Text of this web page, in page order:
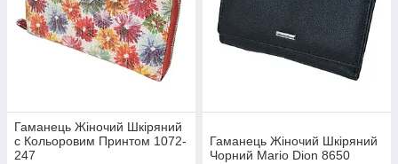
Гаманець Жіночий Шкіряний
c Кольоровим Принтом 1072-
247
Гаманець Жіночий Шкіряний
Чорний Mario Dion 8650